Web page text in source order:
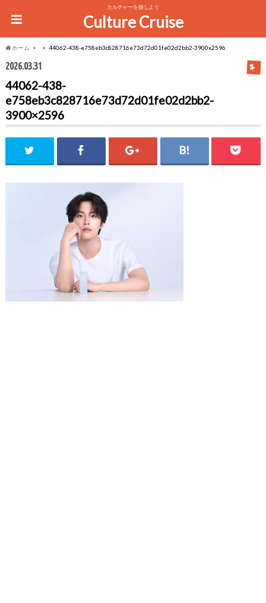
カルチャーを旅しよう
Culture Cruise
ホーム 44062-438-e758eb3c828716e73d72d01fe02d2bb2-3900x2596
2026.03.31
44062-438-
e758eb3c828716e73d72d01fe02d2bb2-
3900×2596